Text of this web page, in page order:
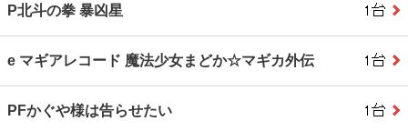
P北斗の拳 暴凶星
e マギアレコード 魔法少女まどか☆マギカ外伝
PFかぐや様は告らせたい